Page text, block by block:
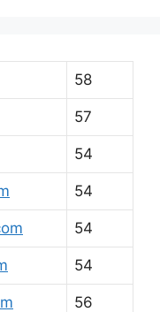
58
57
54
54
54
54
56